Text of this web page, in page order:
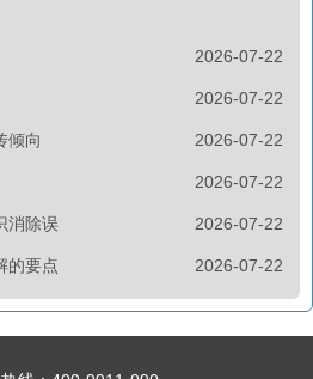
2026-07-22
2026-07-22
2026-07-22
倾向
2026-07-22
2026-07-22
消除误
2026-07-22
的要点